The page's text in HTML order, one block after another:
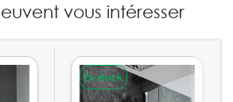
vous intéresser
En stock